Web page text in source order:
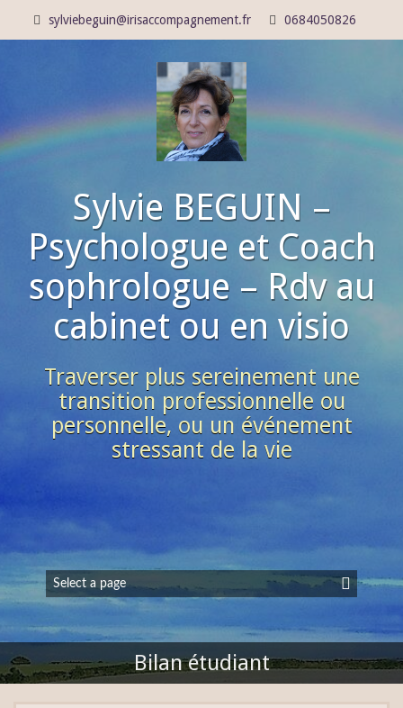
sylviebeguin@irisaccompagnement.fr 0684050826
Sylvie BEGUIN –
Psychologue et Coach
sophrologue – Rdv au
cabinet ou en visio
Traverser plus sereinement une
transition professionnelle ou
personnelle, ou un événement
stressant de la vie
Bilan étudiant